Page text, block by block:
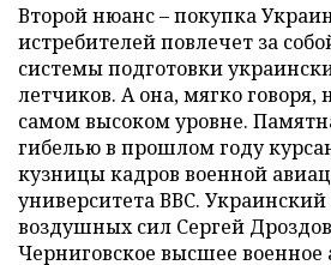
Второй нюанс – покупка
истребителей повлечет за
системы подготовки
летчиков. А она, мягко говоря,
самом высоком уровне.
гибелью в прошлом году
кузницы кадров военной
университета ВВС.
воздушных сил Сергей
Черниговское высшее военное